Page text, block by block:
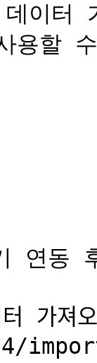
터
용할
연동